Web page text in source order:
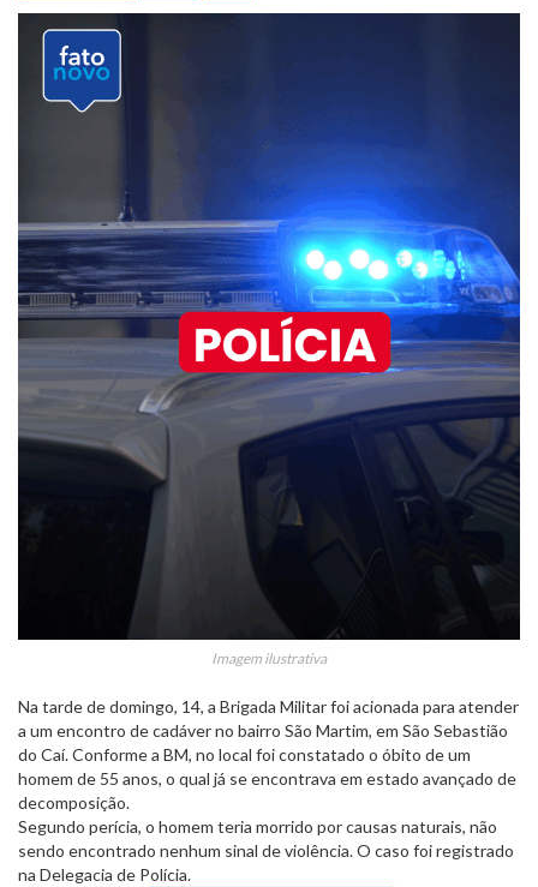
Imagem ilustrativa
Na tarde de domingo, 14, a Brigada Militar foi acionada para atender
a um encontro de cadáver no bairro São Martim, em São Sebastião
do Caí. Conforme a BM, no local foi constatado o óbito de um
homem de 55 anos, o qual já se encontrava em estado avançado de
decomposição.
Segundo perícia, o homem teria morrido por causas naturais, não
sendo encontrado nenhum sinal de violência. O caso foi registrado
na Delegacia de Polícia.